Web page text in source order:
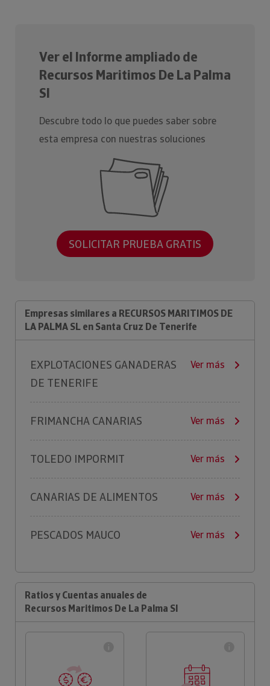
Ver el Informe ampliado de
Recursos Maritimos De La Palma
Sl
Descubre todo lo que puedes saber sobre
esta empresa con nuestras soluciones
SOLICITAR PRUEBA GRATIS
Empresas similares a RECURSOS MARITIMOS DE
LA PALMA SL en Santa Cruz De Tenerife
EXPLOTACIONES GANADERAS
DE TENERIFE
Ver más
FRIMANCHA CANARIAS Ver más
TOLEDO IMPORMIT Ver más
CANARIAS DE ALIMENTOS Ver más
PESCADOS MAUCO Ver más
Ratios y Cuentas anuales de
Recursos Maritimos De La Palma Sl